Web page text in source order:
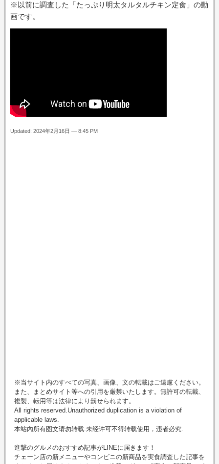
※以前に調査した「たっぷり明太タルタルチキン定食」の動
画です。
Updated: 2024年2月16日 — 8:45 PM
※当サイト内のすべての写真、画像、文の転載はご遠慮ください。
また、まとめサイト等への引用を厳禁いたします。無許可の転載、
複製、転用等は法律により罰せられます。
All rights reserved.Unauthorized duplication is a violation of
applicable laws.
本站內所有图文请勿转载.未经许可不得转载使用，违者必究.
進撃のグルメのおすすめ記事がLINEに届きます！
チェーン店の新メニューやコンビニの新商品を実食調査した記事を